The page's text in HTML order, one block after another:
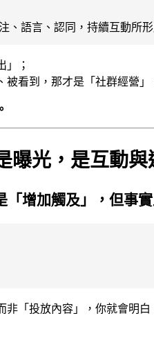
、語言、認同，持續互動所
」；
看到，那才是「社群經營」
曝光，是互動與
增加觸及」，但事實
「投放內容」，你就會明白